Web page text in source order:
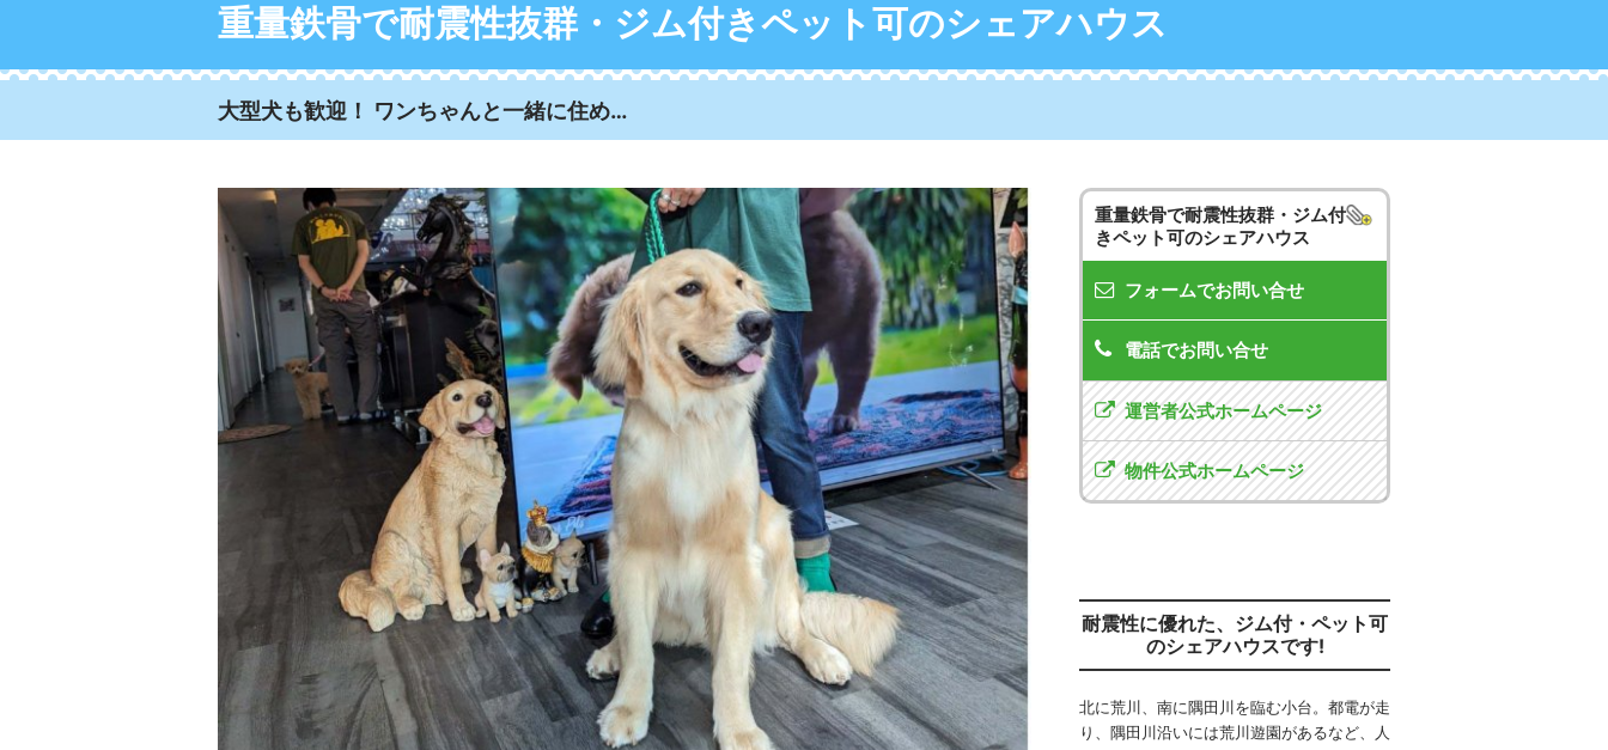
重量鉄骨で耐震性抜群・ジム付きペット可のシェアハウス
大型犬も歓迎！ ワンちゃんと一緒に住め…
重量鉄骨で耐震性抜群・ジム付
きペット可のシェアハウス
フォームでお問い合せ
電話でお問い合せ
運営者公式ホームページ
物件公式ホームページ
耐震性に優れた、ジム付・ペット可
のシェアハウスです!
北に荒川、南に隅田川を臨む小台。都電が走
り、隅田川沿いには荒川遊園があるなど、人